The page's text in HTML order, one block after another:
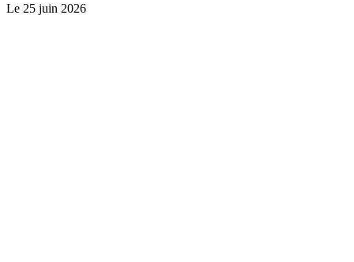
Le 25 juin 2026